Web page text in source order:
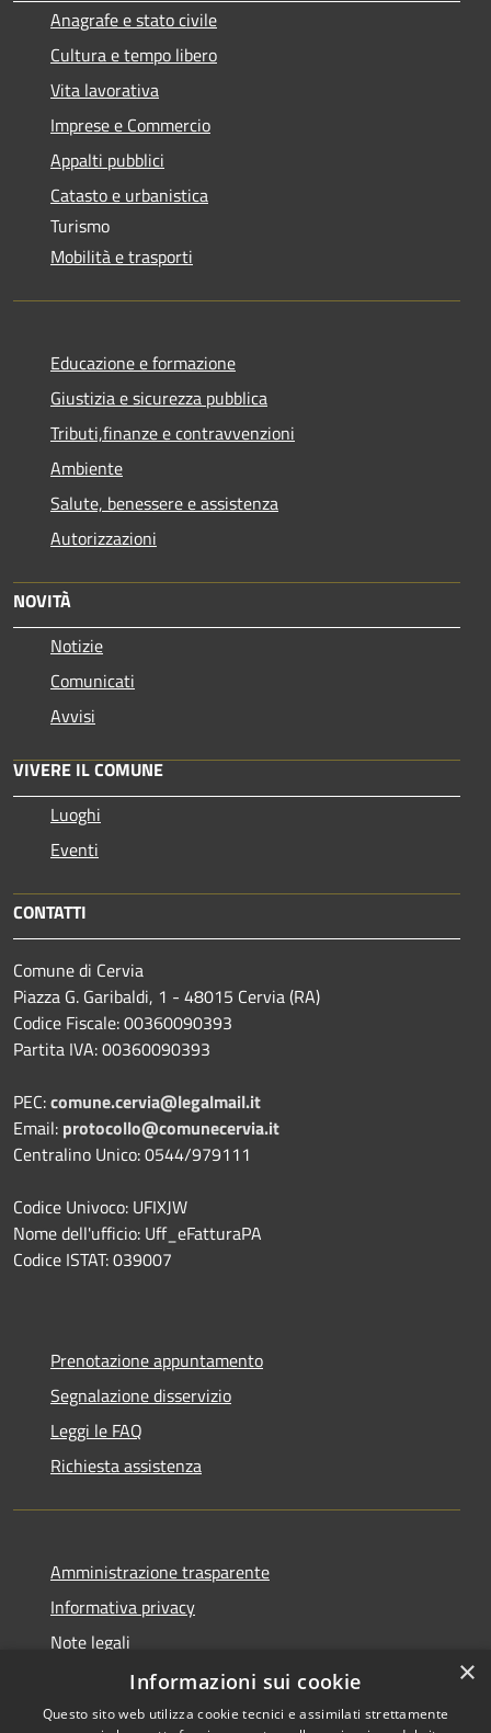
Anagrafe e stato civile
Cultura e tempo libero
Vita lavorativa
Imprese e Commercio
Appalti pubblici
Catasto e urbanistica
Turismo
Mobilità e trasporti
Educazione e formazione
Giustizia e sicurezza pubblica
Tributi,finanze e contravvenzioni
Ambiente
Salute, benessere e assistenza
Autorizzazioni
NOVITÀ
Notizie
Comunicati
Avvisi
VIVERE IL COMUNE
Luoghi
Eventi
CONTATTI
Comune di Cervia
Piazza G. Garibaldi, 1 - 48015 Cervia (RA)
Codice Fiscale: 00360090393
Partita IVA: 00360090393
PEC:comune.cervia@legalmail.it
Email: protocollo@comunecervia.it
Centralino Unico: 0544/979111
Codice Univoco: UFIXJW
Nome dell'ufficio: Uff_eFatturaPA
Codice ISTAT: 039007
Prenotazione appuntamento
Segnalazione disservizio
Leggi le FAQ
Richiesta assistenza
Amministrazione trasparente
Informativa privacy
Note legali
Dichiarazione di accessibilità
×
Informazioni sui cookie
Questo sito web utilizza cookie tecnici e assimilati strettamente